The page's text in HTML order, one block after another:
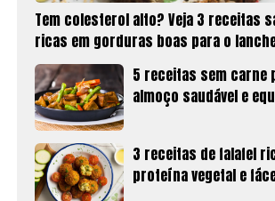
Tem colesterol alto? Veja 3 receitas
ricas em gorduras boas para o
5 receitas sem carne
almoço saudável e
3 receitas de falafel
proteína vegetal e